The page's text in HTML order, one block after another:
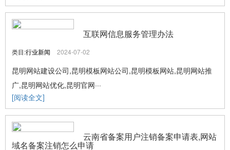
互联网信息服务管理办法
类目:行业新闻 2024-07-02
昆明网站建设公司,昆明模板网站公司,昆明模板网站,昆明网站推
广,昆明网站优化,昆明官网···
[阅读全文]
云南省备案用户注销备案申请表,网站
域名备案注销怎么申请